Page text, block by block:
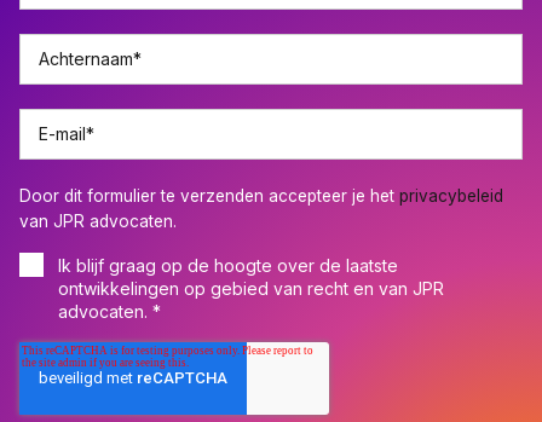
Achternaam*
E-mail*
Door dit formulier te verzenden accepteer je het privacybeleid
van JPR advocaten.
Ik blijf graag op de hoogte over de laatste
ontwikkelingen op gebied van recht en van JPR
advocaten. *